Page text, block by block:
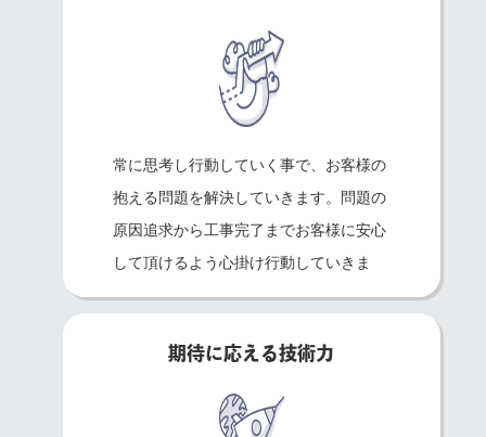
常に思考し行動していく事で、お客様の
抱える問題を解決していきます。問題の
原因追求から工事完了までお客様に安心
して頂けるよう心掛け行動していきま
す。
期待に応える技術力